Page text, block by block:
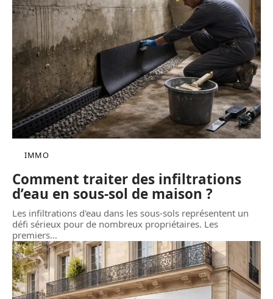
IMMO
Comment traiter des infiltrations
d’eau en sous-sol de maison ?
Les infiltrations d'eau dans les sous-sols représentent un
défi sérieux pour de nombreux propriétaires. Les
premiers…